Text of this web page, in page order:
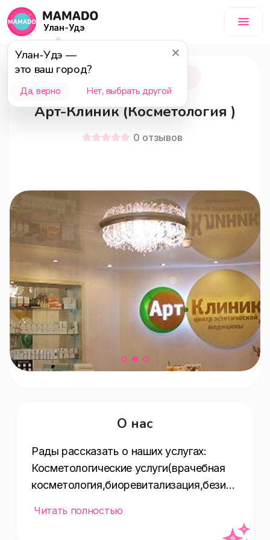
Улан-Удэ
Улан-Удэ —
это ваш город?
Да, верно Нет, выбрать другой
Улан-Удэ
Арт-Клиник (Косметология )
0 отзывов
О нас
Рады рассказать о наших услугах:
Косметологические услуги(врачебная
косметология,биоревитализация,безин
акне,ботокс,фотоомоложение,аппаратн
Читать полностью